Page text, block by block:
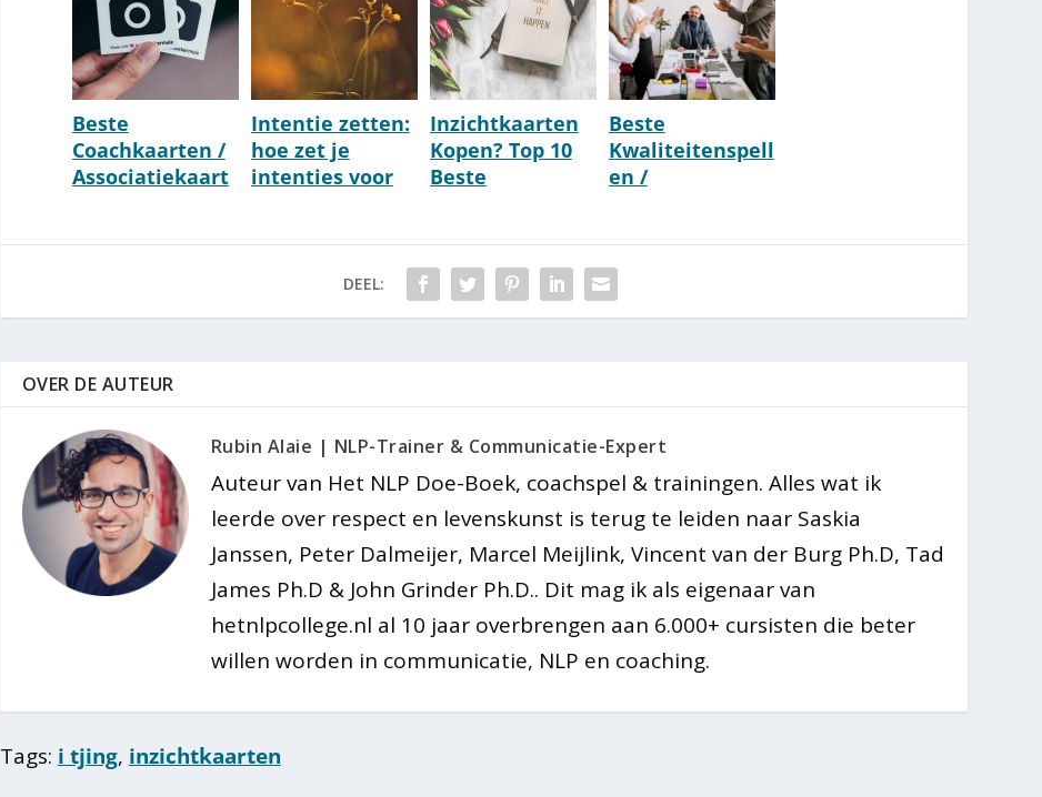
Beste
Coachkaarten /
Associatiekaart
Intentie zetten:
hoe zet je
intenties voor
Inzichtkaarten
Kopen? Top 10
Beste
Beste
Kwaliteitenspell
en /
DEEL:
OVER DE AUTEUR
Rubin Alaie | NLP-Trainer & Communicatie-Expert
Auteur van Het NLP Doe-Boek, coachspel & trainingen. Alles wat ik
leerde over respect en levenskunst is terug te leiden naar Saskia
Janssen, Peter Dalmeijer, Marcel Meijlink, Vincent van der Burg Ph.D, Tad
James Ph.D & John Grinder Ph.D.. Dit mag ik als eigenaar van
hetnlpcollege.nl al 10 jaar overbrengen aan 6.000+ cursisten die beter
willen worden in communicatie, NLP en coaching.
Tags: i tjing, inzichtkaarten